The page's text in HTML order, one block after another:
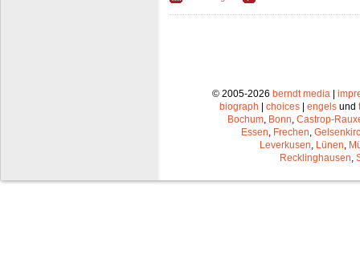
© 2005-2026 berndt media |
biograph | choices | engels und
Bochum Bonn Castrop-
Essen Frechen
Leverkusen Lünen
Recklinghausen